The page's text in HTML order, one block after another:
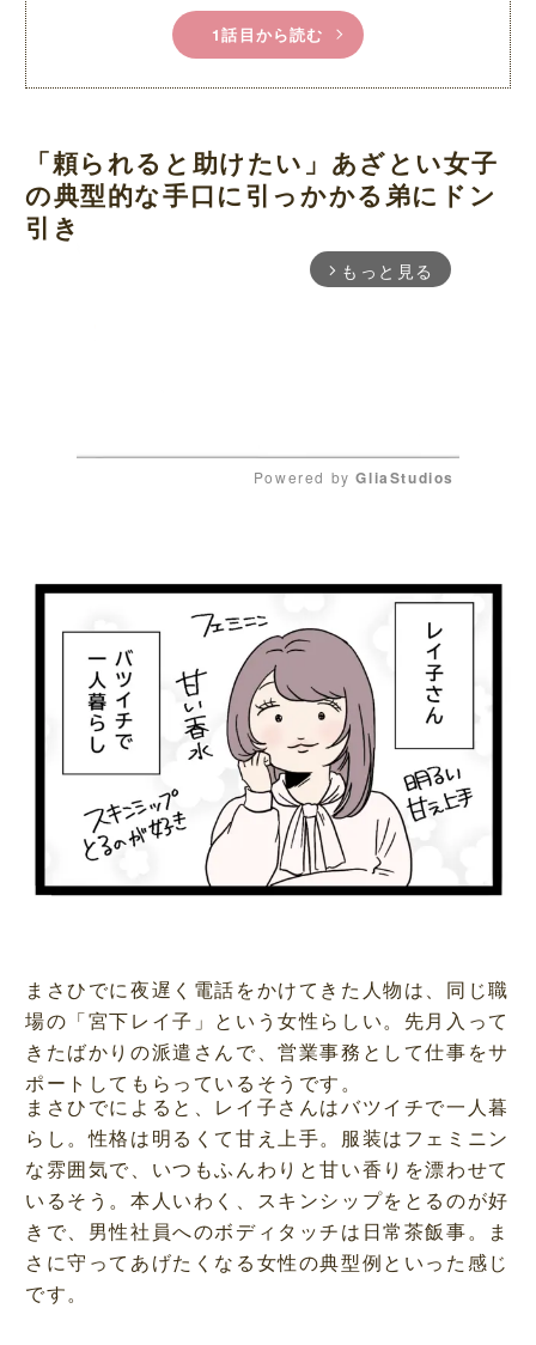
1話目から読む
「頼られると助けたい」あざとい女子
の典型的な手口に引っかかる弟にドン
引き
arrow_forward_ios もっと見る
e
Powered by GliaStudios
まさひでに夜遅く電話をかけてきた人物は、同じ職
場の「宮下レイ子」という女性らしい。先月入って
きたばかりの派遣さんで、営業事務として仕事をサ
ポートしてもらっているそうです。
まさひでによると、レイ子さんはバツイチで一人暮
らし。性格は明るくて甘え上手。服装はフェミニン
な雰囲気で、いつもふんわりと甘い香りを漂わせて
いるそう。本人いわく、スキンシップをとるのが好
きで、男性社員へのボディタッチは日常茶飯事。ま
さに守ってあげたくなる女性の典型例といった感じ
です。